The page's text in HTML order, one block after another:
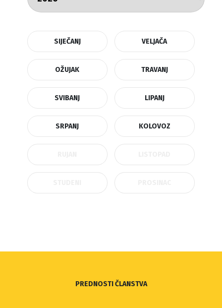
SIJEČANJ VELJAČA
OŽUJAK TRAVANJ
SVIBANJ LIPANJ
SRPANJ KOLOVOZ
PREDNOSTI ČLANSTVA